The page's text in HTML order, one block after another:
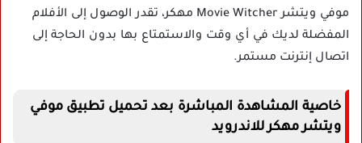
موفي ويتشر Movie Witcher مهكر، تقدر الوصول إلى الأفلام
المفضلة لديك في أي وقت والاستمتاع بها بدون الحاجة إلى
اتصال إنترنت مستمر.
خاصية المشاهدة المباشرة بعد تحميل تطبيق موفي
ويتشر مهكر للاندرويد